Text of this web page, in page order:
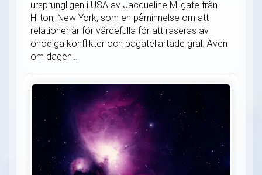
ursprungligen i USA av Jacqueline Milgate från
Hilton, New York, som en påminnelse om att
relationer är för värdefulla för att raseras av
onödiga konflikter och bagatellartade gräl. Även
om dagen...